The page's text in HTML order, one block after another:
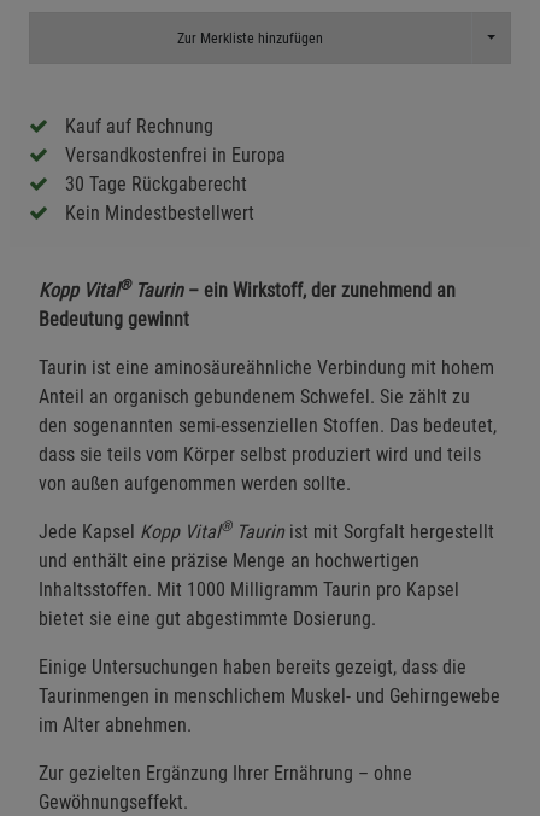
Zur Merkliste hinzufügen Toggle
Kauf auf Rechnung
Versandkostenfrei in Europa
30 Tage Rückgaberecht
Kein Mindestbestellwert
Kopp Vital®Taurin– ein Wirkstoff, der zunehmend an
Bedeutung gewinnt
Taurin ist eine aminosäureähnliche Verbindung mit hohem
Anteil an organisch gebundenem Schwefel. Sie zählt zu
den sogenannten semi-essenziellen Stoffen. Das bedeutet,
dass sie teils vom Körper selbst produziert wird und teils
von außen aufgenommen werden sollte.
Jede Kapsel Kopp Vital®Taurin ist mit Sorgfalt hergestellt
und enthält eine präzise Menge an hochwertigen
Inhaltsstoffen. Mit 1000 Milligramm Taurin pro Kapsel
bietet sie eine gut abgestimmte Dosierung.
Einige Untersuchungen haben bereits gezeigt, dass die
Taurinmengen in menschlichem Muskel- und Gehirngewebe
im Alter abnehmen.
Zur gezielten Ergänzung Ihrer Ernährung – ohne
Gewöhnungseffekt.